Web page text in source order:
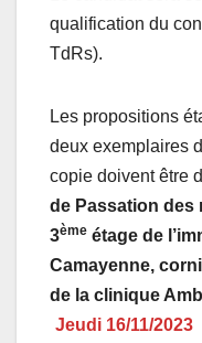
qualification du
TdRs).
Les propositions
deux exemplaires
copie doivent être
de Passation des
3ème étage de
Camayenne,
de la clinique
Jeudi 16/11/2023